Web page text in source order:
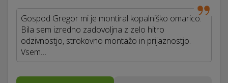
Gospod Gregor mi je montiral kopalniško omarico.
Bila sem izredno zadovoljna z zelo hitro
odzivnostjo, strokovno montažo in prijaznostjo.
Vsem…